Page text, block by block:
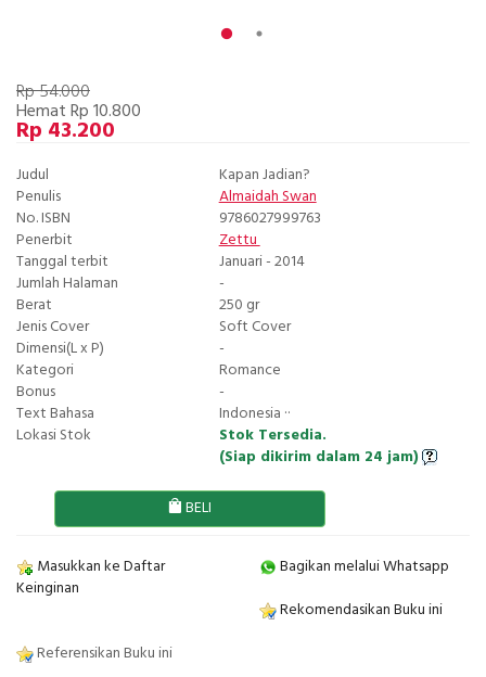
Rp 54.000
Hemat Rp 10.800
Rp 43.200
Judul
Kapan Jadian?
Penulis
Almaidah Swan
No. ISBN
9786027999763
Penerbit
Zettu
Tanggal terbit
Januari - 2014
Jumlah Halaman
-
Berat
250 gr
Jenis Cover
Soft Cover
Dimensi(L x P)
-
Kategori
Romance
Bonus
-
Text Bahasa
Indonesia ··
Lokasi Stok
Stok Tersedia.
(Siap dikirim dalam 24 jam)
BELI
Masukkan ke Daftar
Keinginan
Bagikan melalui Whatsapp
Rekomendasikan Buku ini
Referensikan Buku ini